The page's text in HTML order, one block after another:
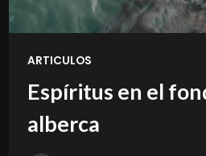
ARTICULOS
Espíritus en el
alberca